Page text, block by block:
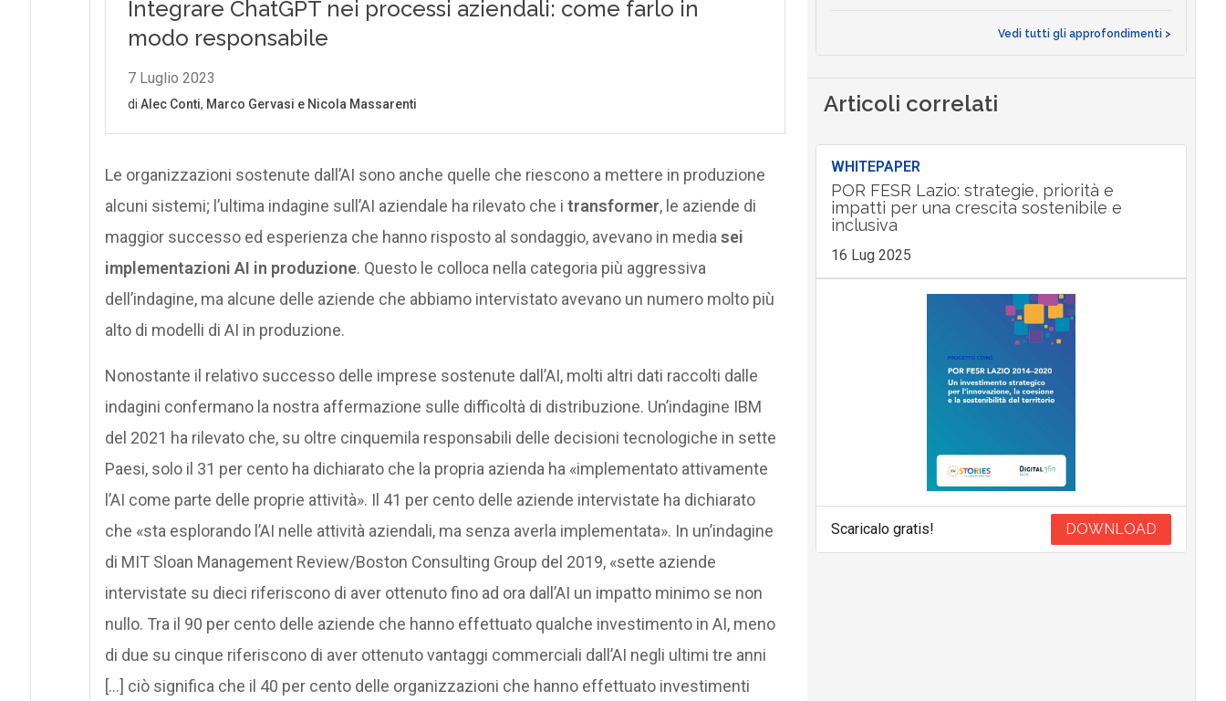
Le organizzazioni sostenute dall’AI sono anche quelle che riescono a mettere in produzione
alcuni sistemi; l’ultima indagine sull’AI aziendale ha rilevato che i transformer, le aziende di
maggior successo ed esperienza che hanno risposto al sondaggio, avevano in mediasei
implementazioni AI in produzione. Questo le colloca nella categoria più aggressiva
dell’indagine, ma alcune delle aziende che abbiamo intervistato avevano un numero molto più
alto di modelli di AI in produzione.
Nonostante il relativo successo delle imprese sostenute dall’AI, molti altri dati raccolti dalle
indagini confermano la nostra affermazione sulle difficoltà di distribuzione. Un’indagine IBM
del 2021 ha rilevato che, su oltre cinquemila responsabili delle decisioni tecnologiche in sette
Paesi, solo il 31 per cento ha dichiarato che la propria azienda ha «implementato attivamente
l’AI come parte delle proprie attività». Il 41 per cento delle aziende intervistate ha dichiarato
che «sta esplorando l’AI nelle attività aziendali, ma senza averla implementata». In un’indagine
di MIT Sloan Management Review/Boston Consulting Group del 2019, «sette aziende
intervistate su dieci riferiscono di aver ottenuto fino ad ora dall’AI un impatto minimo se non
nullo. Tra il 90 per cento delle aziende che hanno effettuato qualche investimento in AI, meno
di due su cinque riferiscono di aver ottenuto vantaggi commerciali dall’AI negli ultimi tre anni
[…] ciò significa che il 40 per cento delle organizzazioni che hanno effettuato investimenti
Vedi tutti gli approfondimenti >
Articoli correlati
WHITEPAPER
POR FESR Lazio: strategie, priorità e
impatti per una crescita sostenibile e
inclusiva
16 Lug 2025
Scaricalo gratis! DOWNLOAD